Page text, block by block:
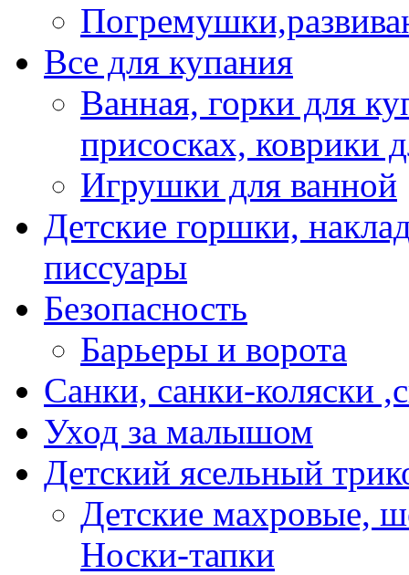
Все для купания
Ванная, горки для
присосках, коврики
Игрушки для ванной
Детские горшки,
писсуары
Безопасность
Барьеры и ворота
Санки, санки-коляски
Уход за малышом
Детский ясельный
Детские махровые,
Носки-тапки